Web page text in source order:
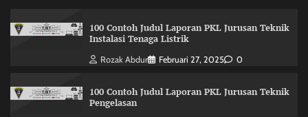
100 Contoh Judul Laporan PKL Jurusan Teknik
Instalasi Tenaga Listrik
Rozak Abdur Februari 27, 2025 0
100 Contoh Judul Laporan PKL Jurusan Teknik
Pengelasan